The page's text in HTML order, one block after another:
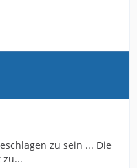
zu sein ... Die
zu...